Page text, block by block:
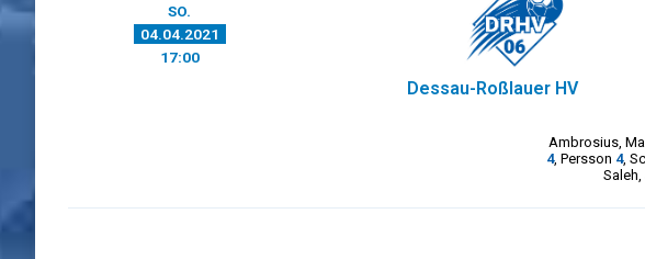
SO.
04.04.2021
17:00
Dessau-Roßlauer HV
Ambrosius,
4, Persson 4,
Saleh